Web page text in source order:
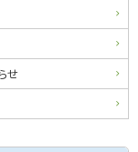
せ